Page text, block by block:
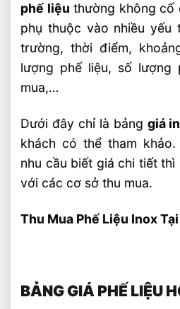
phế liệu thường không cố
phụ thuộc vào nhiều yếu
trường, thời điểm,
lượng phế liệu, số lượng
mua,…
Dưới đây chỉ là bảng giá
khách có thể tham
nhu cầu biết giá chi tiết
với các cơ sở thu mua.
Thu Mua Phế Liệu Inox
BẢNG GIÁ PHẾ LIỆU